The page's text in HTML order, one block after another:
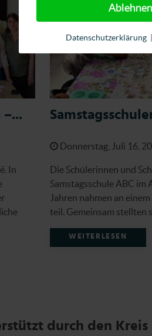
In
Donnerstag, Juli 16,
Die Schülerinnen und
Samstagsschule ABC im
Jahren nahmen an
teil. Gemeinsam stellten
WEITERLESEN
durch den
Ablehnen
Datenschutzerklärung |